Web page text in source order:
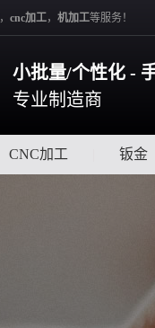
， cnc加工， 机加工等服务！
小批量/个性化 -
专业制造商
CNC加工 钣金